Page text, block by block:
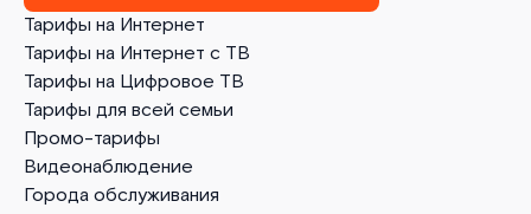
Тарифы на Интернет
Тарифы на Интернет с ТВ
Тарифы на Цифровое ТВ
Тарифы для всей семьи
Промо-тарифы
Видеонаблюдение
Города обслуживания